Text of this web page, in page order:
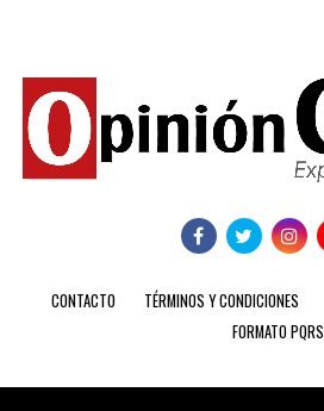
CONTACTO TÉRMINOS Y CONDICIONES
FORMATO PQRS